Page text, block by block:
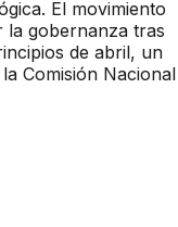
El movimiento
la gobernanza tras
de abril, un
Comisión Nacional